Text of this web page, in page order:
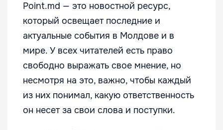
Point.md — это новостной ресурс,
который освещает последние и
актуальные события в Молдове и в
мире. У всех читателей есть право
свободно выражать свое мнение, но
несмотря на это, важно, чтобы каждый
из них понимал, какую ответственность
он несет за свои слова и поступки.